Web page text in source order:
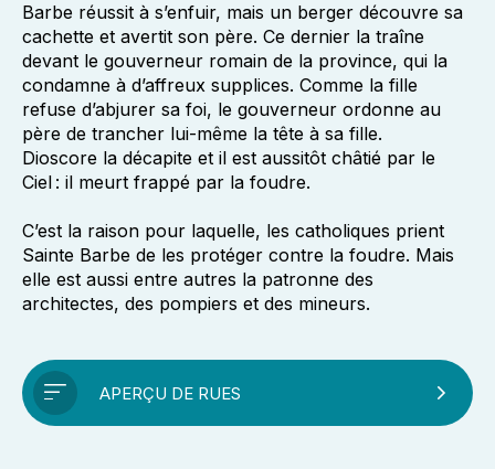
Barbe réussit à s’enfuir, mais un berger découvre sa
cachette et avertit son père. Ce dernier la traîne
devant le gouverneur romain de la province, qui la
condamne à d’affreux supplices. Comme la fille
refuse d’abjurer sa foi, le gouverneur ordonne au
père de trancher lui-même la tête à sa fille.
Dioscore la décapite et il est aussitôt châtié par le
Ciel : il meurt frappé par la foudre.
C’est la raison pour laquelle, les catholiques prient
Sainte Barbe de les protéger contre la foudre. Mais
elle est aussi entre autres la patronne des
architectes, des pompiers et des mineurs.
APERÇU DE RUES